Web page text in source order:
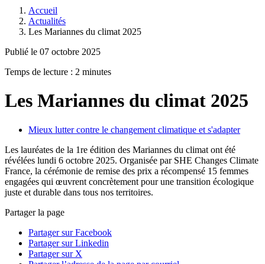
Accueil
Actualités
Les Mariannes du climat 2025
Publié le 07 octobre 2025
Temps de lecture : 2 minutes
Les Mariannes du climat 2025
Mieux lutter contre le changement climatique et s'adapter
Les lauréates de la 1re édition des Mariannes du climat ont été
révélées lundi 6 octobre 2025. Organisée par SHE Changes Climate
France, la cérémonie de remise des prix a récompensé 15 femmes
engagées qui œuvrent concrètement pour une transition écologique
juste et durable dans tous nos territoires.
Partager la page
Partager sur Facebook
Partager sur Linkedin
Partager sur X